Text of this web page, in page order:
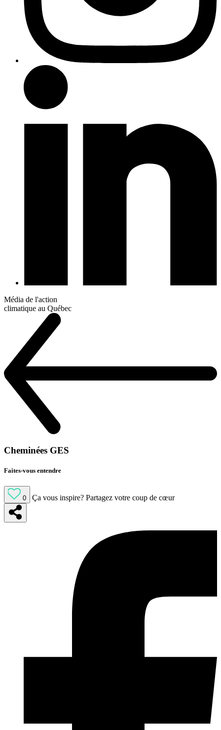
Média de l'action
climatique au Québec
Cheminées GES
Faites-vous entendre
0 Ça vous inspire? Partagez votre coup de cœur